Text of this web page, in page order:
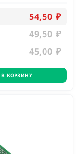
54,50 ₽
49,50 ₽
45,00 ₽
В КОРЗИНУ